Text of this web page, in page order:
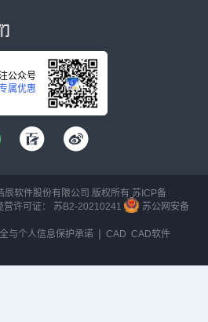
公众号
属优惠
辰软件股份有限公司 版权所有 苏ICP备
许可证： 苏B2-20210241
苏公网安备
与个人信息保护承诺 | CAD CAD软件